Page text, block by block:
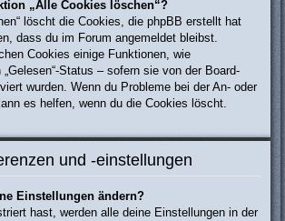
„Alle Cookies löschen“?
löscht die Cookies, die phpBB erstellt hat
dass du im Forum angemeldet bleibst.
Cookies einige Funktionen, wie
Status – sofern sie von der Board-
wurden. Wenn du Probleme bei der An- oder
es helfen, wenn du die Cookies löscht.
und -einstellungen
Einstellungen ändern?
hast, werden alle deine Einstellungen in der